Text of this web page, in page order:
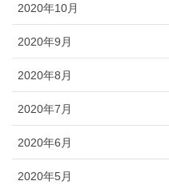
2020年10月
2020年9月
2020年8月
2020年7月
2020年6月
2020年5月